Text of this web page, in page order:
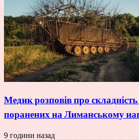
Медик розповів про складність
поранених на Лиманському
9 години назад